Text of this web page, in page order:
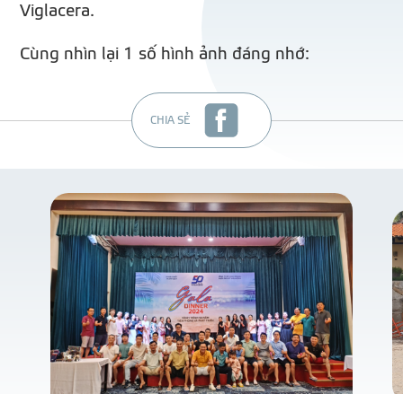
Viglacera.
Cùng nhìn lại 1 số hình ảnh đáng nhớ:
CHIA SẺ